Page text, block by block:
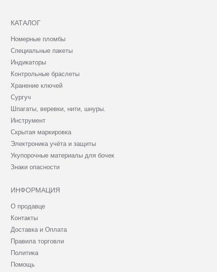
КАТАЛОГ
Номерные пломбы
Специальные пакеты
Индикаторы
Контрольные браслеты
Хранение ключей
Сургуч
Шпагаты, веревки, нити, шнуры.
Инструмент
Скрытая маркировка
Электроника учёта и защиты
Укупорочные материалы для бочек
Знаки опасности
ИНФОРМАЦИЯ
О продавце
Контакты
Доставка и Оплата
Правила торговли
Политика
Помощь